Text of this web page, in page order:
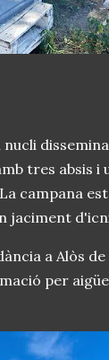
tres absis
campana
jaciment
a Alòs
per